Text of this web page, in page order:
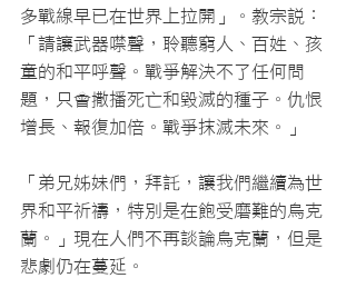
多戰線早已在世界上拉開」。教宗說：
「請讓武器噤聲，聆聽窮人、百姓、孩
童的和平呼聲。戰爭解決不了任何問
題，只會撒播死亡和毀滅的種子。仇恨
增長、報復加倍。戰爭抹滅未來。」
「弟兄姊妹們，拜託，讓我們繼續為世
界和平祈禱，特別是在飽受磨難的烏克
蘭。」現在人們不再談論烏克蘭，但是
悲劇仍在蔓延。